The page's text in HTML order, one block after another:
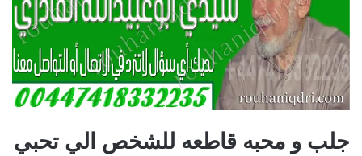
جلب و محبه قاطعه للشخص الي تحبي